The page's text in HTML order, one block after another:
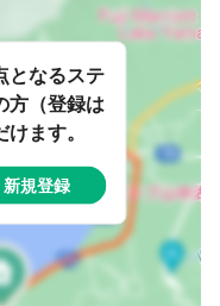
となるステ
方（登録は
ます。
新規登録